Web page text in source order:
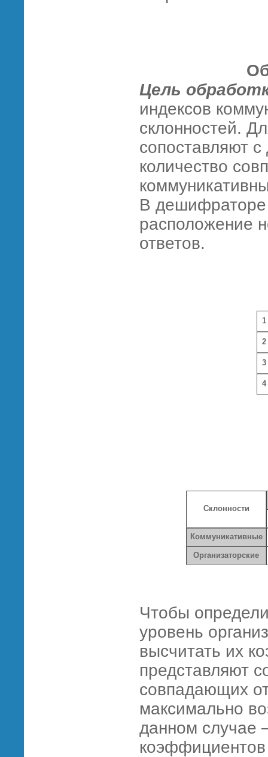
Цель
индексов
склонностей.
сопоставляют
количество
В дешифраторе
расположение
ответов.
1
2
3
4
Склонности
Коммуникативные
Организаторские
Чтобы
уровень
высчитать их
представляют
совпадающих
максимально
данном случае
коэффициентов